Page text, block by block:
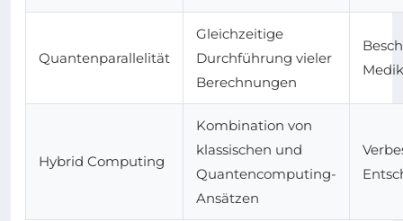
Quantenparallelität
Gleichzeitige
Durchführung vieler
Berechnungen
Hybrid Computing
Kombination von
klassischen und
Quantencomputing-
Ansätzen